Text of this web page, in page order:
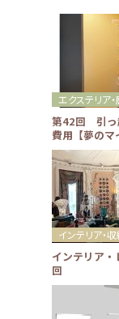
第42回 引っ
費用【夢の
エクステリア・
インテリア
回
インテリア・